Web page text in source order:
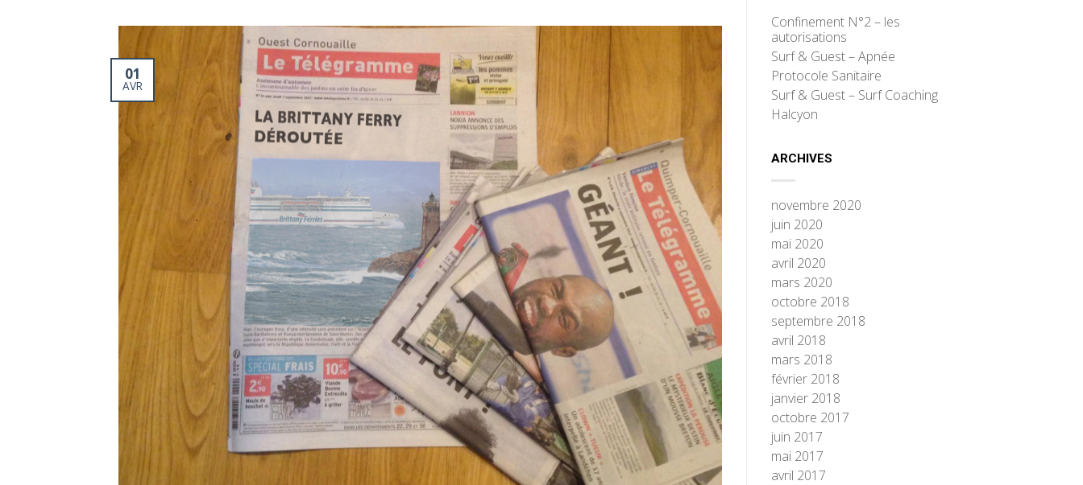
01
AVR
Confinement N°2 – les
autorisations
Surf & Guest – Apnée
Protocole Sanitaire
Surf & Guest – Surf Coaching
Halcyon
ARCHIVES
novembre 2020
juin 2020
mai 2020
avril 2020
mars 2020
octobre 2018
septembre 2018
avril 2018
mars 2018
février 2018
janvier 2018
octobre 2017
juin 2017
mai 2017
avril 2017